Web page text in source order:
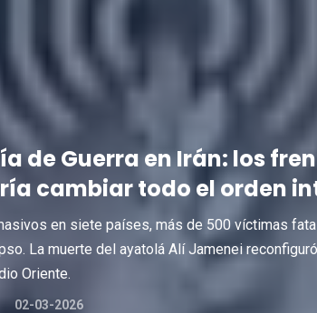
de Guerra en Irán: los
cambiar todo el orden
en siete países, más de 500 víctimas
La muerte del ayatolá Alí Jamenei
Oriente.
02-03-2026